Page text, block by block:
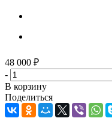
48 000 ₽
-
В корзину
Поделиться